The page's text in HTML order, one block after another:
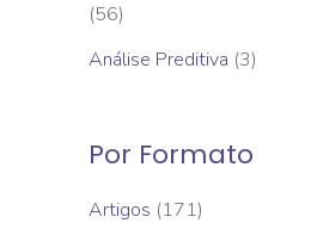
(56)
Análise Preditiva (3)
Por Formato
Artigos (171)